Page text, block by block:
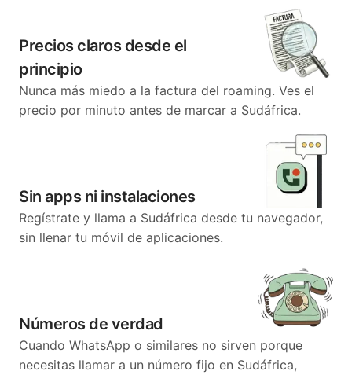
Precios claros desde el
principio
Nunca más miedo a la factura del roaming. Ves el
precio por minuto antes de marcar a Sudáfrica.
Sin apps ni instalaciones
Regístrate y llama a Sudáfrica desde tu navegador,
sin llenar tu móvil de aplicaciones.
Números de verdad
Cuando WhatsApp o similares no sirven porque
necesitas llamar a un número fijo en Sudáfrica,